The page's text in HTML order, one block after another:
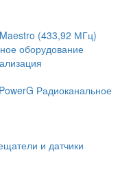
(433,92 МГц)
оборудование
Радиоканальное
и датчики